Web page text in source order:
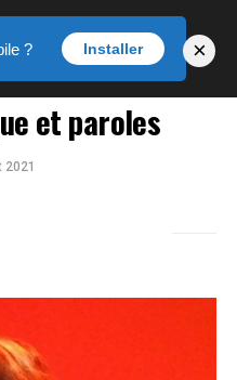
et paroles
2021
? Installer ×